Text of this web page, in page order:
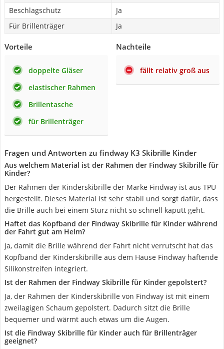
Beschlagschutz
Ja
Für Brillenträger
Ja
Vorteile
doppelte Gläser
elastischer Rahmen
Brillentasche
für Brillenträger
Nachteile
fällt relativ groß aus
Fragen und Antworten zu findway K3 Skibrille Kinder
Aus welchem Material ist der Rahmen der Findway Skibrille für
Kinder?
Der Rahmen der Kinderskibrille der Marke Findway ist aus TPU
hergestellt. Dieses Material ist sehr stabil und sorgt dafür, dass
die Brille auch bei einem Sturz nicht so schnell kaputt geht.
Haftet das Kopfband der Findway Skibrille für Kinder während
der Fahrt gut am Helm?
Ja, damit die Brille während der Fahrt nicht verrutscht hat das
Kopfband der Kinderskibrille aus dem Hause Findway haftende
Silikonstreifen integriert.
Ist der Rahmen der Findway Skibrille für Kinder gepolstert?
Ja, der Rahmen der Kinderskibrille von Findway ist mit einem
zweilagigen Schaum gepolstert. Dadurch sitzt die Brille
bequemer und wärmt auch etwas um die Augen.
Ist die Findway Skibrille für Kinder auch für Brillenträger
geeignet?